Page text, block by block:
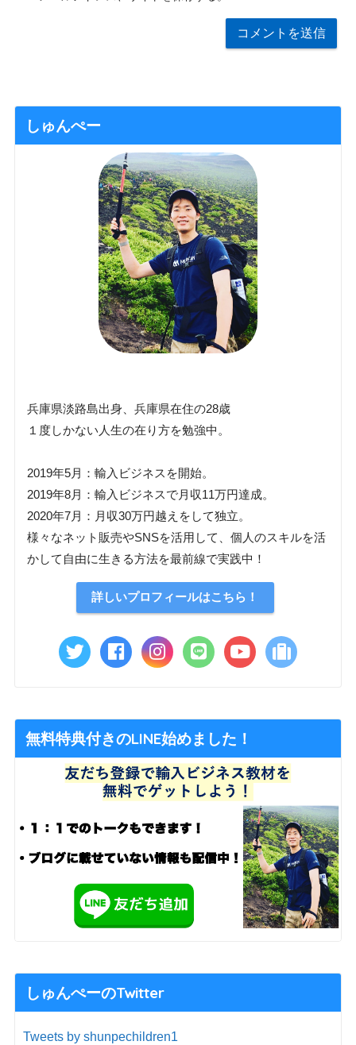
しゅんぺー
兵庫県淡路島出身、兵庫県在住の28歳
１度しかない人生の在り方を勉強中。
2019年5月：輸入ビジネスを開始。
2019年8月：輸入ビジネスで月収11万円達成。
2020年7月：月収30万円越えをして独立。
様々なネット販売やSNSを活用して、個人のスキルを活
かして自由に生きる方法を最前線で実践中！
詳しいプロフィールはこちら！
無料特典付きのLINE始めました！
しゅんぺーのTwitter
Tweets by shunpechildren1